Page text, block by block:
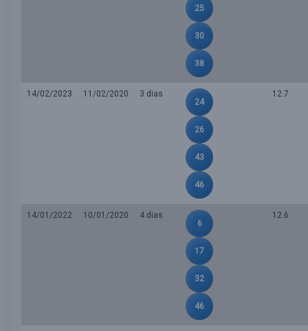
25
30
38
14/02/2023 11/02/2020
3 dias
24
26
43
46
12.7
14/01/2022 10/01/2020
4 dias
6
17
32
46
12.6